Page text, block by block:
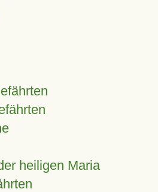
heiligen Maria